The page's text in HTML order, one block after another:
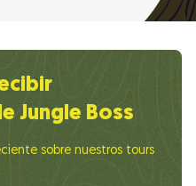
Jungle Boss
sobre nuestros tours